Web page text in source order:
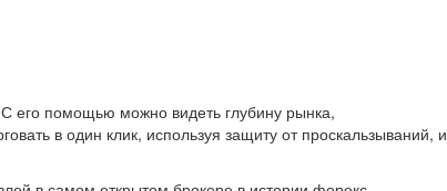
С его помощью можно видеть глубину рынка,
в один клик, используя защиту от проскальзываний, и